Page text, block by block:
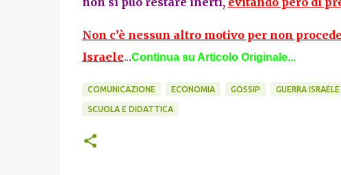
Non c’è nessun altro motivo per non
Israele...Continua su Articolo Originale...
COMUNICAZIONE ECONOMIA GOSSIP GUERRA
SCUOLA E DIDATTICA